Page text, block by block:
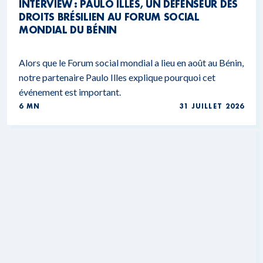
INTERVIEW : PAULO ILLES, UN DÉFENSEUR DES
DROITS BRÉSILIEN AU FORUM SOCIAL
MONDIAL DU BÉNIN
Alors que le Forum social mondial a lieu en août au Bénin,
notre partenaire Paulo Illes explique pourquoi cet
événement est important.
6 MN 31 JUILLET 2026